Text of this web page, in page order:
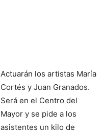
Actuarán los artistas María
Cortés y Juan Granados.
Será en el Centro del
Mayor y se pide a los
asistentes un kilo de